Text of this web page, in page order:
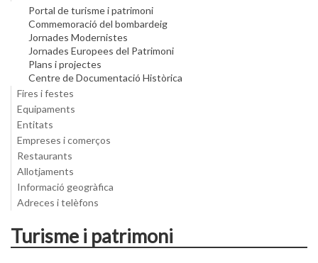
Portal de turisme i patrimoni
Commemoració del bombardeig
Jornades Modernistes
Jornades Europees del Patrimoni
Plans i projectes
Centre de Documentació Històrica
Fires i festes
Equipaments
Entitats
Empreses i comerços
Restaurants
Allotjaments
Informació geogràfica
Adreces i telèfons
Turisme i patrimoni